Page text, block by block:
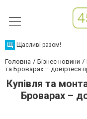
Щ Щасливі разом!
Головна Бізнес новини
та Броварах – довіртеся
Купівля та
Броварах –